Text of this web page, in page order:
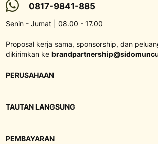
0817-9841-885
Senin - Jumat | 08.00 - 17.00
Proposal kerja sama, sponsorship, dan
dikirimkan ke
PERUSAHAAN
TAUTAN LANGSUNG
PEMBAYARAN